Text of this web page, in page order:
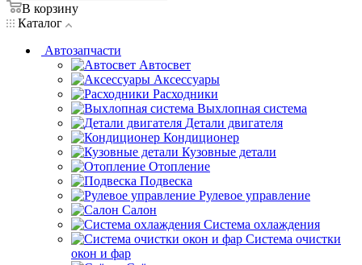
В корзину
Каталог
Автозапчасти
Автосвет
Аксессуары
Расходники
Выхлопная система
Детали двигателя
Кондиционер
Кузовные детали
Отопление
Подвеска
Рулевое управление
Салон
Система охлаждения
Система очистки
окон и фар